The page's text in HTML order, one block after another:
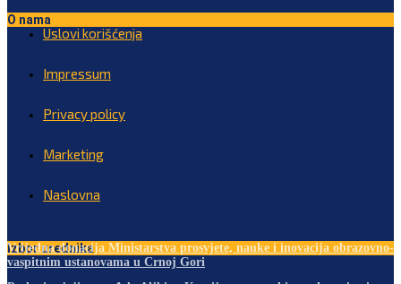
O nama
Uslovi korišćenja
Impressum
Privacy policy
Marketing
Naslovna
Izbor urednika
Vrijedna donacija Ministarstva prosvjete, nauke i inovacija obrazovno-
vaspitnim ustanovama u Crnoj Gori